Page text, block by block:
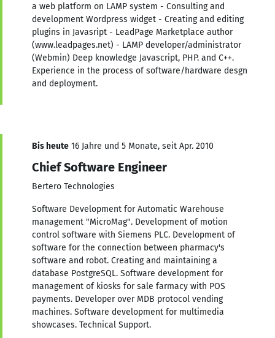
a web platform on LAMP system - Consulting and
development Wordpress widget - Creating and editing
plugins in Javasript - LeadPage Marketplace author
(www.leadpages.net) - LAMP developer/administrator
(Webmin) Deep knowledge Javascript, PHP. and C++.
Experience in the process of software/hardware desgn
and deployment.
Bis heute 16 Jahre und 5 Monate, seit Apr. 2010
Chief Software Engineer
Bertero Technologies
Software Development for Automatic Warehouse
management "MicroMag". Development of motion
control software with Siemens PLC. Development of
software for the connection between pharmacy's
software and robot. Creating and maintaining a
database PostgreSQL. Software development for
management of kiosks for sale farmacy with POS
payments. Developer over MDB protocol vending
machines. Software development for multimedia
showcases. Technical Support.